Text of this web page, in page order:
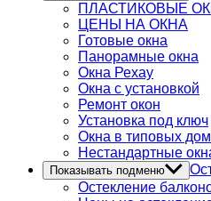
ПЛАСТИКОВЫЕ
ЦЕНЫ НА ОКНА
Готовые окна
Панорамные окна
Окна Рехау
Окна с установкой
Ремонт окон
Установка под ключ
Окна в типовых
Нестандартные
Показывать подменю
Остекление